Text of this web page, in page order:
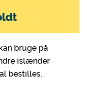
bruge på
islænder
bestilles.